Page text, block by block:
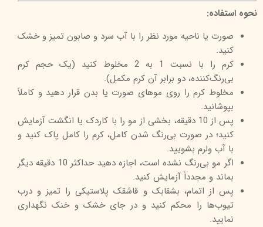
نحوه استفاده:
صورت یا ناحیه مورد نظر را با آب سرد و صابون تمیز و خشک
کنید.
کرم را با نسبت 1 به 2 مخلوط کنید (یک حجم کرم
بی‌رنگ‌کننده، دو برابر آن کرم مکمل).
مخلوط کرم را روی موهای صورت یا بدن قرار دهید و کاملاً
بپوشانید.
پس از 10 دقیقه، بخشی از مو را با کاردک یا انگشت آزمایش
کنید؛ در صورت بی‌رنگ شدن کامل، کرم را کامل پاک کنید و
با آب ولرم بشویید.
اگر مو بی‌رنگ نشده است، اجازه دهید حداکثر 10 دقیقه دیگر
بماند و مجدداً آزمایش کنید.
پس از اتمام، بشقابک و قاشقک پلاستیکی را تمیز و درب
تیوب‌ها را محکم کنید و در جای خشک و خنک نگهداری
نمایید.